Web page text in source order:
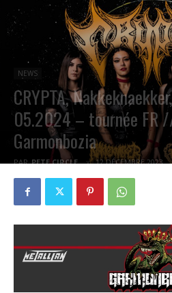
NEWS
CRYPTA,
05.2024 – tournée FR
Garmonbozia
PAR PETE CIRCLE 12 DÉCEMBRE 2023